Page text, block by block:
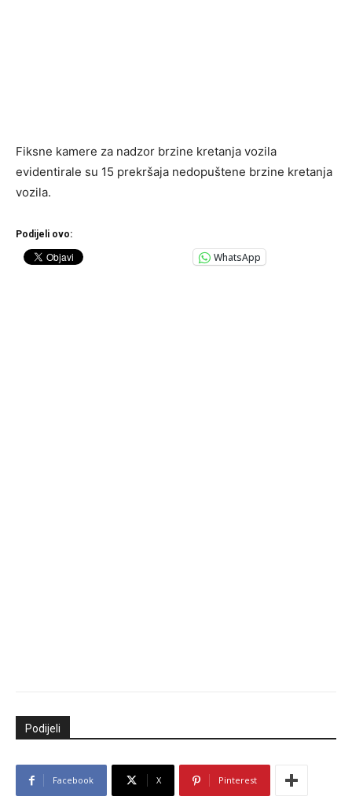
Fiksne kamere za nadzor brzine kretanja vozila
evidentirale su 15 prekršaja nedopuštene brzine kretanja
vozila.
Podijeli ovo:
WhatsApp
Podijeli
Facebook X Pinterest